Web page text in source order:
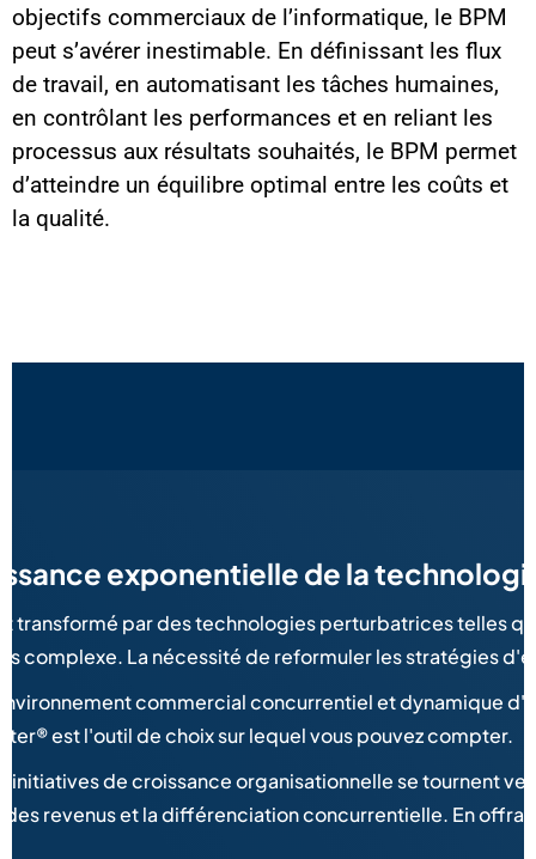
objectifs commerciaux de l’informatique, le BPM
peut s’avérer inestimable. En définissant les flux
de travail, en automatisant les tâches humaines,
en contrôlant les performances et en reliant les
processus aux résultats souhaités, le BPM permet
d’atteindre un équilibre optimal entre les coûts et
la qualité.
exponentielle de la
transformé par des technologies perturbatrices telles
complexe. La nécessité de reformuler les stratégies
commercial concurrentiel et dynamique
est l'outil de choix sur lequel vous pouvez compter.
de croissance organisationnelle se tournent
revenus et la différenciation concurrentielle. En